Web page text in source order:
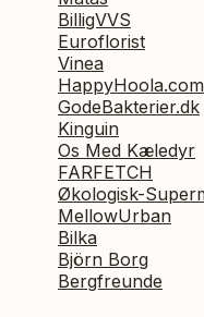
BilligVVS
Euroflorist
Vinea
HappyHoola.com
GodeBakterier.dk
Kinguin
Os Med Kæledyr
FARFETCH
Økologisk-
MellowUrban
Bilka
Björn Borg
Bergfreunde